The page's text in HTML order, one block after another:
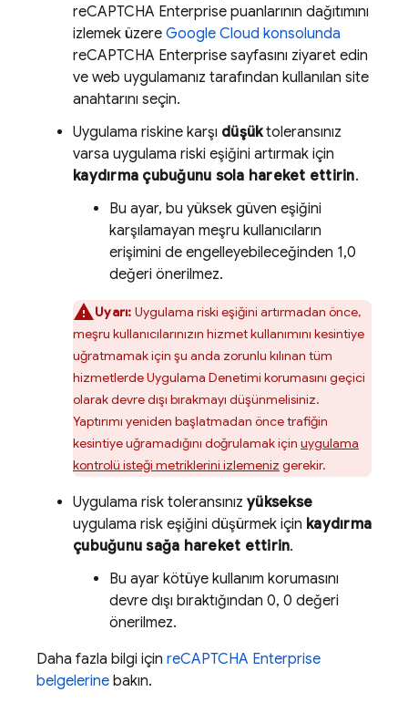
reCAPTCHA Enterprise puanlarının dağıtımını
izlemek üzere Google Cloud konsolunda
reCAPTCHA Enterprise sayfasını ziyaret edin
ve web uygulamanız tarafından kullanılan site
anahtarını seçin.
Uygulama riskine karşı düşüktoleransınız
varsa uygulama riski eşiğini artırmak için
kaydırma çubuğunu sola hareket ettirin.
Bu ayar, bu yüksek güven eşiğini
karşılamayan meşru kullanıcıların
erişimini de engelleyebileceğinden 1,0
değeri önerilmez.
Uyarı: Uygulama riski eşiğini artırmadan önce,
meşru kullanıcılarınızın hizmet kullanımını kesintiye
uğratmamak için şu anda zorunlu kılınan tüm
hizmetlerde Uygulama Denetimi korumasını geçici
olarak devre dışı bırakmayı düşünmelisiniz.
Yaptırımı yeniden başlatmadan önce trafiğin
kesintiye uğramadığını doğrulamak için uygulama
kontrolü isteği metriklerini izlemeniz gerekir.
Uygulama risk toleransınız yüksekse
uygulama risk eşiğini düşürmek için kaydırma
çubuğunu sağa hareket ettirin.
Bu ayar kötüye kullanım korumasını
devre dışı bıraktığından 0, 0 değeri
önerilmez.
Daha fazla bilgi için reCAPTCHA Enterprise
belgelerine bakın.